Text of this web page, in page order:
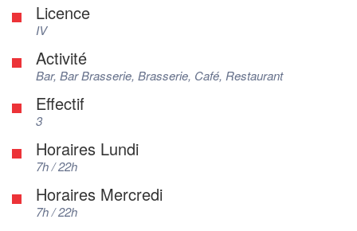
Licence
IV
Activité
Bar, Bar Brasserie, Brasserie, Café, Restaurant
Effectif
3
Horaires Lundi
7h / 22h
Horaires Mercredi
7h / 22h